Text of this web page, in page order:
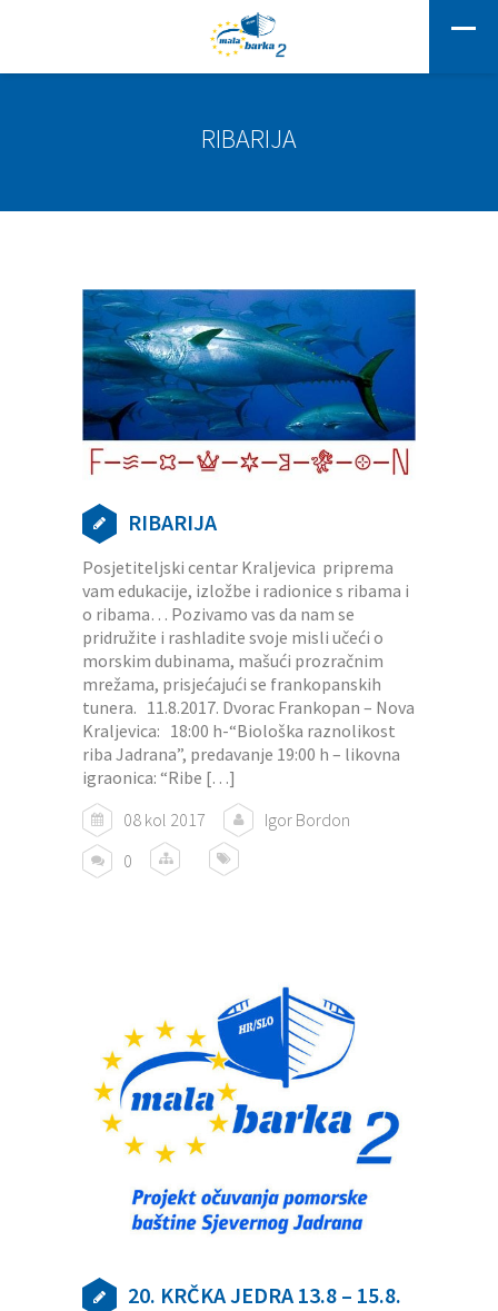
RIBARIJA
RIBARIJA
Posjetiteljski centar Kraljevica priprema
vam edukacije, izložbe i radionice s ribama i
o ribama… Pozivamo vas da nam se
pridružite i rashladite svoje misli učeći o
morskim dubinama, mašući prozračnim
mrežama, prisjećajući se frankopanskih
tunera. 11.8.2017. Dvorac Frankopan – Nova
Kraljevica: 18:00 h-“Biološka raznolikost
riba Jadrana”, predavanje 19:00 h – likovna
igraonica: “Ribe […]
08 kol 2017
Igor Bordon
0
20. KRČKA JEDRA 13.8 – 15.8.